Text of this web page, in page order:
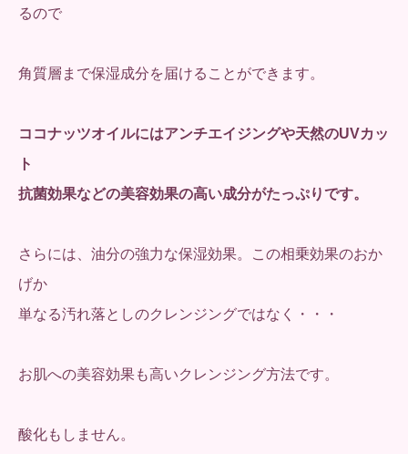
るので
角質層まで保湿成分を届けることができます。
ココナッツオイルにはアンチエイジングや天然のUVカッ
ト
抗菌効果などの美容効果の高い成分がたっぷりです。
さらには、油分の強力な保湿効果。この相乗効果のおか
げか
単なる汚れ落としのクレンジングではなく・・・
お肌への美容効果も高いクレンジング方法です。
酸化もしません。